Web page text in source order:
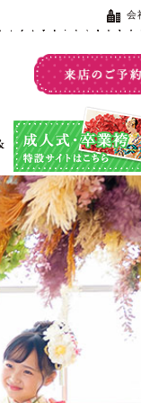
会
成人式・卒業袴特設サ